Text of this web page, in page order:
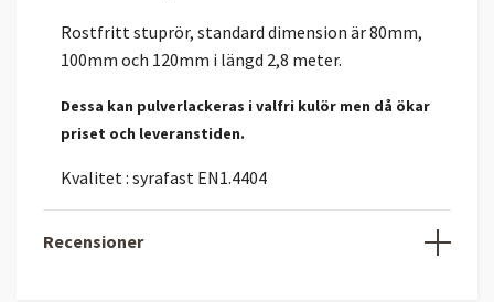
Rostfritt stuprör, standard dimension är 80mm,
100mm och 120mm i längd 2,8 meter.
Dessa kan pulverlackeras i valfri kulör men då ökar
priset och leveranstiden.
Kvalitet : syrafast EN1.4404
Recensioner